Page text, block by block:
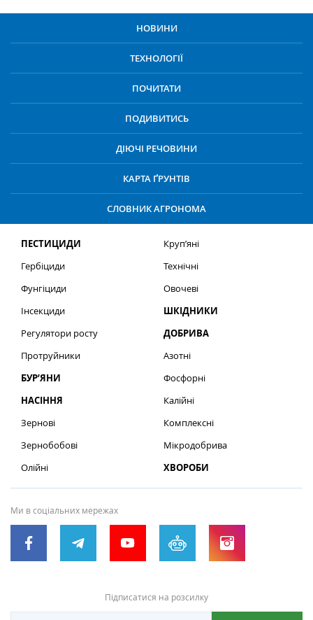
НОВИНИ
ТЕХНОЛОГІЇ
ПОЧИТАТИ
ПОДИВИТИСЬ
ДІЮЧІ РЕЧОВИНИ
КАРТА ҐРУНТІВ
СЛОВНИК АГРОНОМА
ПЕСТИЦИДИ
Гербіциди
Фунгіциди
Інсекциди
Регулятори росту
Протруйники
БУР’ЯНИ
НАСІННЯ
Зернові
Зернобобові
Олійні
Круп’яні
Технічні
Овочеві
ШКІДНИКИ
ДОБРИВА
Азотні
Фосфорні
Калійні
Комплексні
Мікродобрива
ХВОРОБИ
Ми в соціальних мережах
Підписатися на розсилку